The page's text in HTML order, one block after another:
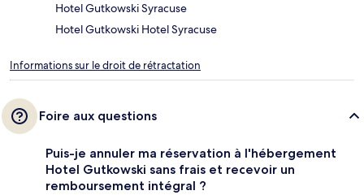
Hotel Gutkowski Syracuse
Hotel Gutkowski Hotel Syracuse
Informations sur le droit de rétractation
Foire aux questions
Puis-je annuler ma réservation à l'hébergement
Hotel Gutkowski sans frais et recevoir un
remboursement intégral ?